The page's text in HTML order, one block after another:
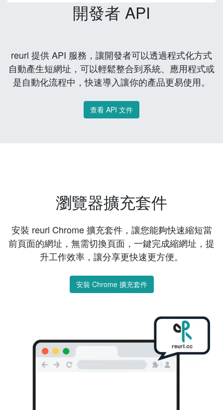
開發者 API
reurl 提供 API 服務，讓開發者可以透過程式化方式
自動產生短網址，可以輕鬆整合到系統、應用程式或
是自動化流程中，快速導入讓你的產品更易使用。
查看 API 文件
瀏覽器擴充套件
安裝 reurl Chrome 擴充套件，讓您能夠快速縮短當
前頁面的網址，無需切換頁面，一鍵完成縮網址，提
升工作效率，讓分享更快速更方便。
安裝 Chrome 擴充套件